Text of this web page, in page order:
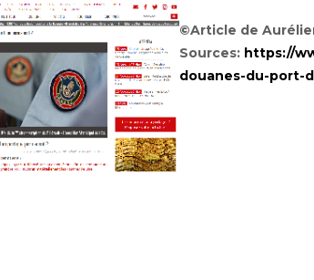
©Article de
Sources: https://
douanes-du-port-